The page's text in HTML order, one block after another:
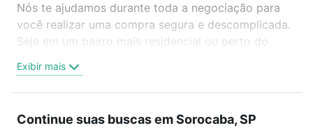
Nós te ajudamos durante toda a negociação para
você realizar uma compra segura e descomplicada.
Seja em um bairro mais residencial ou perto do
oferta ideal de Apartamentos com 4 banheiros à
venda em Jardim Alegria, Sorocaba, SP para
ou por videochamada, é grátis, sem compromisso e
Exibir mais
Continue suas buscas em Sorocaba, SP